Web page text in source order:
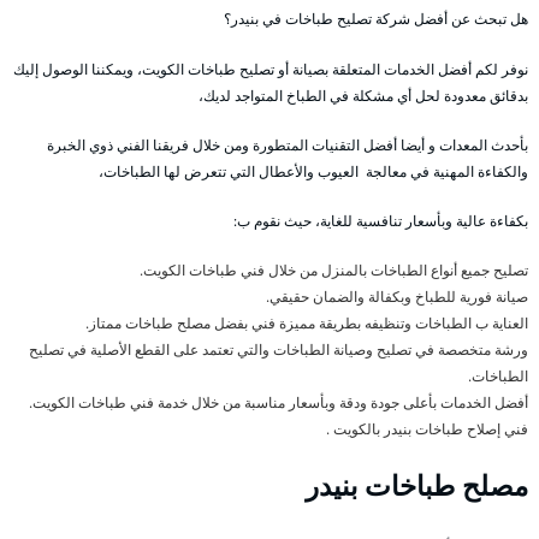
هل تبحث عن أفضل شركة تصليح طباخات في بنيدر؟
نوفر لكم أفضل الخدمات المتعلقة بصيانة أو تصليح طباخات الكويت، ويمكننا الوصول إليك
بدقائق معدودة لحل أي مشكلة في الطباخ المتواجد لديك،
بأحدث المعدات و أيضا أفضل التقنيات المتطورة ومن خلال فريقنا الفني ذوي الخبرة
والكفاءة المهنية في معالجة العيوب والأعطال التي تتعرض لها الطباخات،
بكفاءة عالية وبأسعار تنافسية للغاية، حيث نقوم ب:
تصليح جميع أنواع الطباخات بالمنزل من خلال فني طباخات الكويت.
صيانة فورية للطباخ وبكفالة والضمان حقيقي.
العناية ب الطباخات وتنظيفه بطريقة مميزة فني بفضل مصلح طباخات ممتاز.
ورشة متخصصة في تصليح وصيانة الطباخات والتي تعتمد على القطع الأصلية في تصليح
الطباخات.
أفضل الخدمات بأعلى جودة ودقة وبأسعار مناسبة من خلال خدمة فني طباخات الكويت.
فني إصلاح طباخات بنيدر بالكويت .
مصلح طباخات بنيدر